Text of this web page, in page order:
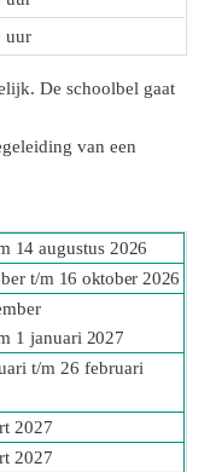
uur
De schoolbel gaat
van een
14 augustus 2026
t/m 16 oktober 2026
1 januari 2027
t/m 26 februari
2027
2027